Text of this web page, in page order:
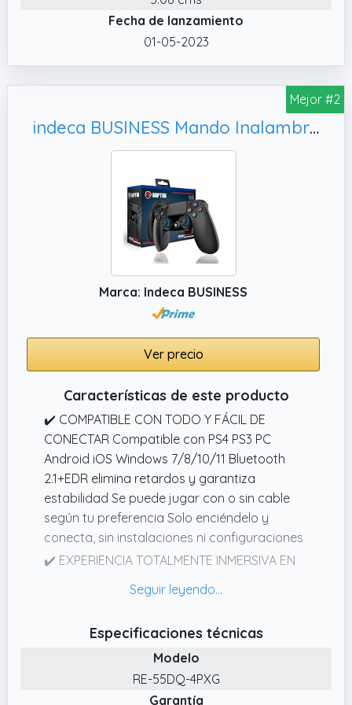
integrada con 500 mAh para largas sesiones
Carga rápida vía USB incluida para que
nunca pares de jugar Perfecto para gamers
que aman partidas sin pausas molestas Ideal
para noches intensas con amigos o torneos
competitivos
CONECTAR Compatible con PS4 PS3 PC
Android iOS Windows 7/8/10/11 Bluetooth
2.1+EDR elimina retardos y garantiza
estabilidad Se puede jugar con o sin cable
según tu preferencia Solo enciéndelo y
conecta, sin instalaciones ni configuraciones
✔️ PANEL TÁCTIL QUE IMPRESIONA Panel táctil
Elegante diseño de negro intenso. Agrega
personalidad a tu setup sin sacrificar
funcionalidad Ideal para streaming o
mostrar tu estilo gamer único
Fecha de lanzamiento
01-05-2023
Mejor #2
indeca BUSINESS Mando Inalambrico Bluetooth Negro compatible con PS4 PS3 PC Android Windows gamepad 6 ejes con vibración doble Luz LED Joystick tactil recargable compatible juegos Shooters Dualshock
Marca: Indeca BUSINESS
Ver precio
Características de este producto
✔️ COMPATIBLE CON TODO Y FÁCIL DE
CONECTAR Compatible con PS4 PS3 PC
Android iOS Windows 7/8/10/11 Bluetooth
2.1+EDR elimina retardos y garantiza
estabilidad Se puede jugar con o sin cable
según tu preferencia Solo enciéndelo y
conecta, sin instalaciones ni configuraciones
✔️ EXPERIENCIA TOTALMENTE INMERSIVA EN
de 6 ejes para movimientos precisos Cada
estuvieras dentro Eleva la jugabilidad en
shooters, carreras y juegos deportivos
Siente cada choque, explosión o aceleración
con realismo brutal
Especificaciones técnicas
Modelo
RE-55DQ-4PXG
Garantía